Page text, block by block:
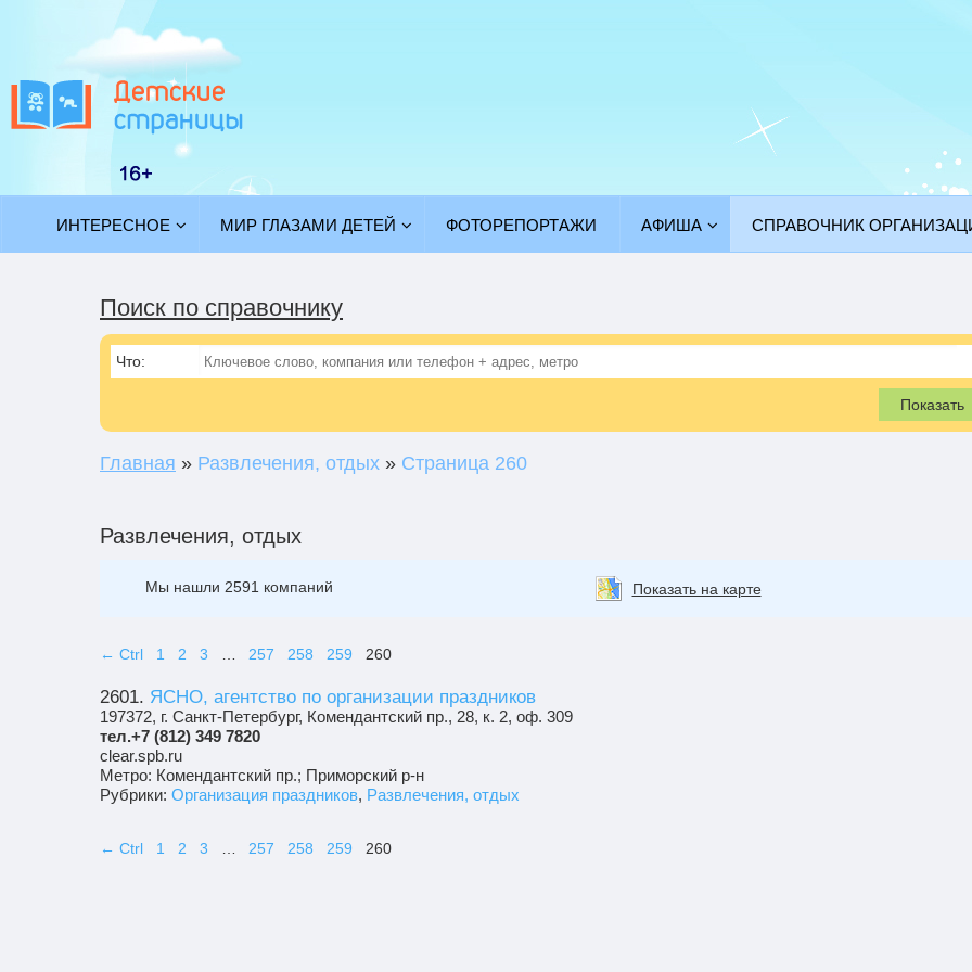
ИНТЕРЕСНОЕ МИР ГЛАЗАМИ ДЕТЕЙ ФОТОРЕПОРТАЖИ АФИША СПРАВОЧНИК
Поиск по справочнику
Что:
Показать
Главная » Развлечения, отдых » Страница 260
Развлечения, отдых
Мы нашли 2591 компаний Показать на карте
This page can't load Google Maps correctly.
← Ctrl 1 2 3 257 258 259 260
2601. ЯСНО, агентство по организации праздников
197372, г. Санкт-Петербург, Комендантский пр., 28, к. 2, оф. 309
тел.+7 (812) 349 7820
clear.spb.ru
Метро: Комендантский пр.; Приморский р-н
Рубрики: Организация праздников, Развлечения, отдых
← Ctrl 1 2 3 257 258 259 260